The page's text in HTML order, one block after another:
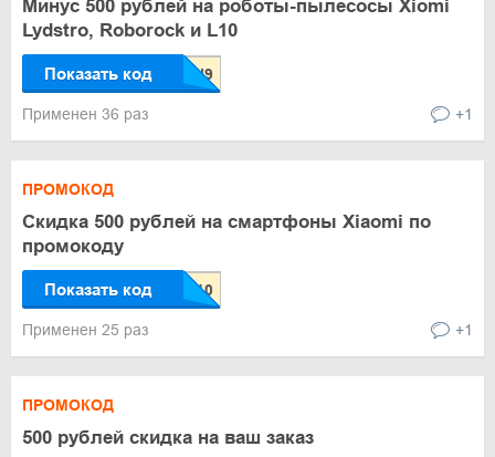
Минус 500 рублей на роботы-пылесосы Xiomi
Lydstro, Roborock и L10
Показать код
Применен 36 раз +1
ПРОМОКОД
Скидка 500 рублей на смартфоны Xiaomi по
промокоду
Показать код
Применен 25 раз +1
ПРОМОКОД
500 рублей скидка на ваш заказ